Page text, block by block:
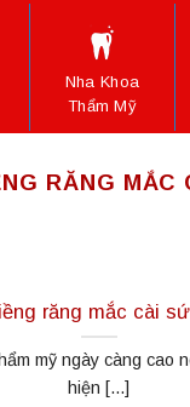
Nha Khoa
Thẩm Mỹ
RĂNG
răng mắc cài
mỹ ngày càng cao
hiện [...]